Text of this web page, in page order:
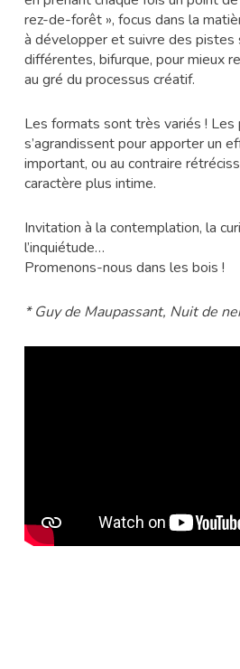
rez-de-forêt », focus dans la
à développer et suivre des pistes
différentes, bifurque, pour mieux
au gré du processus créatif.
Les formats sont très variés ! Les
s’agrandissent pour apporter un
important, ou au contraire
caractère plus intime.
Invitation à la contemplation, la
l’inquiétude…
Promenons-nous dans les bois !
* Guy de Maupassant, Nuit de